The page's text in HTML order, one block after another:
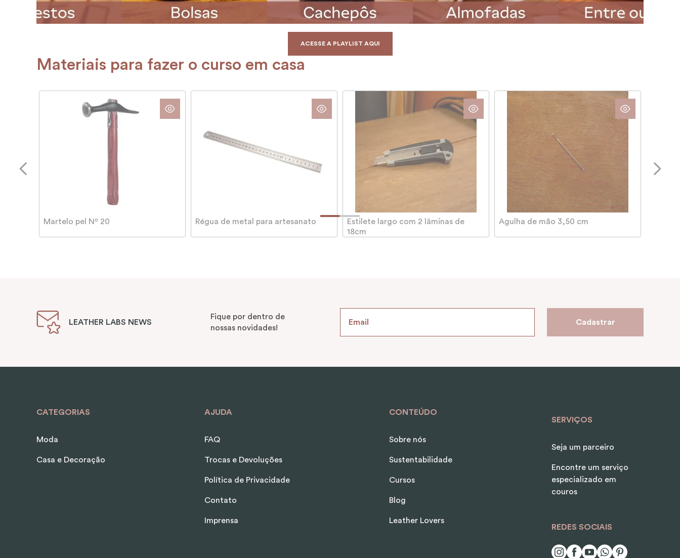
ACESSE A PLAYLIST AQUI
Materiais para fazer o curso em casa
Martelo pel Nº 20 Régua de metal para artesanato
Estilete largo com 2 lâminas de
18cm
Agulha de mão 3,50 cm
LEATHER LABS NEWS
Fique por dentro de
nossas novidades!
Cadastrar
CATEGORIAS
Moda
Casa e Decoração
AJUDA
FAQ
Trocas e Devoluções
Política de Privacidade
Contato
Imprensa
CONTEÚDO
Sobre nós
Sustentabilidade
Cursos
Blog
Leather Lovers
SERVIÇOS
Seja um parceiro
Encontre um serviço
especializado em
couros
REDES SOCIAIS